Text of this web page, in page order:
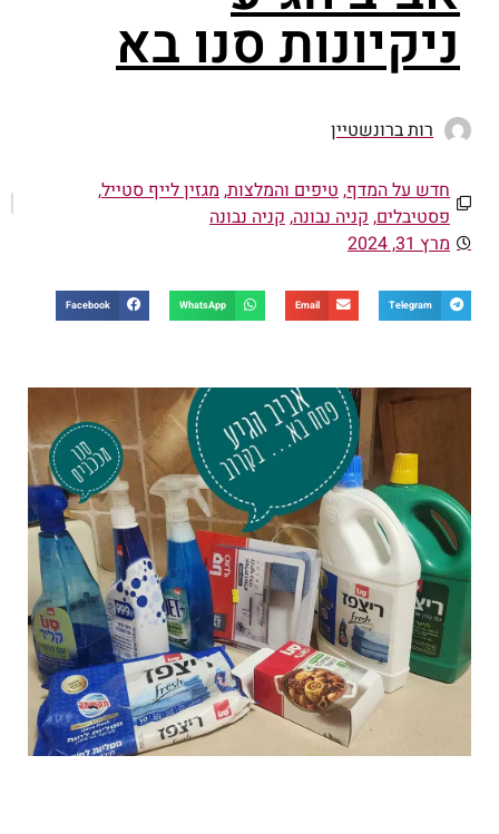
ניקיונות סנו בא
רות ברונשטיין
חדש על המדף, טיפים והמלצות, מגזין לייף סטייל,
פסטיבלים, קניה נבונה, קניה נבונה
מרץ 31, 2024
Telegram
Email
WhatsApp
Facebook